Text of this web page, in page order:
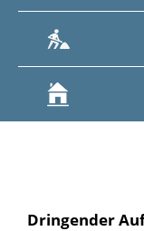
Dringender